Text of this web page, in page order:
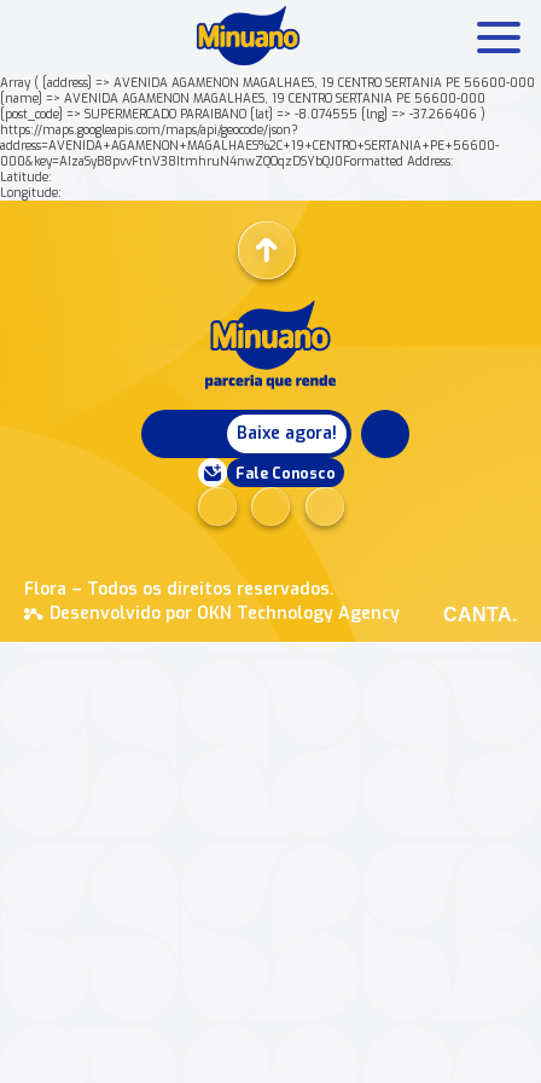
Array ( [address] => AVENIDA AGAMENON MAGALHAES, 19 CENTRO SERTANIA PE 56600-000
[name] => AVENIDA AGAMENON MAGALHAES, 19 CENTRO SERTANIA PE 56600-000
[post_code] => SUPERMERCADO PARAIBANO [lat] => -8.074555 [lng] => -37.266406 )
https://maps.googleapis.com/maps/api/geocode/json?
address=AVENIDA+AGAMENON+MAGALHAES%2C+19+CENTRO+SERTANIA+PE+56600-
000&key=AIzaSyB8pvvFtnV38ItmhruN4nwZQOqzDSYbQJ0Formatted Address:
Latitude:
Longitude:
Baixe agora!
Fale Conosco
Flora – Todos os direitos reservados.
Desenvolvido por OKN Technology Agency
CANTA.
Mais buscados: Produtos Minuano Rende +
Nossa história